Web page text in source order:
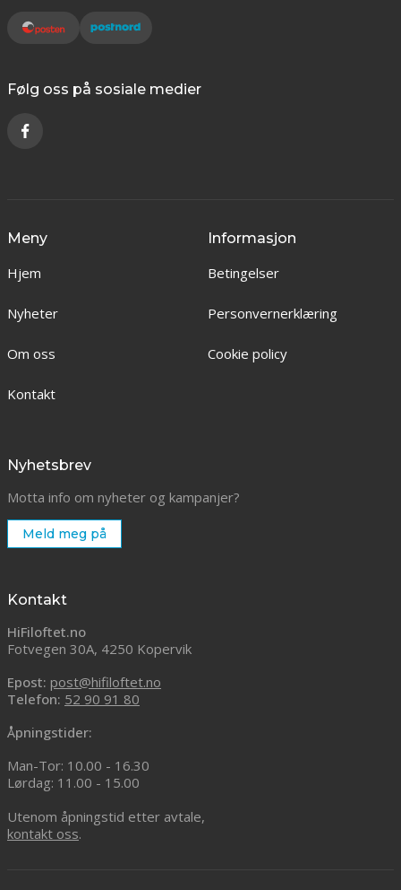
Følg oss på sosiale medier
Meny
Hjem
Nyheter
Om oss
Kontakt
Informasjon
Betingelser
Personvernerklæring
Cookie policy
Nyhetsbrev
Motta info om nyheter og kampanjer?
Meld meg på
Kontakt
HiFiloftet.no
Fotvegen 30A, 4250 Kopervik
Epost: post@hifiloftet.no
Telefon: 52 90 91 80
Åpningstider:
Man-Tor: 10.00 - 16.30
Lørdag: 11.00 - 15.00
Utenom åpningstid etter avtale,
kontakt oss.